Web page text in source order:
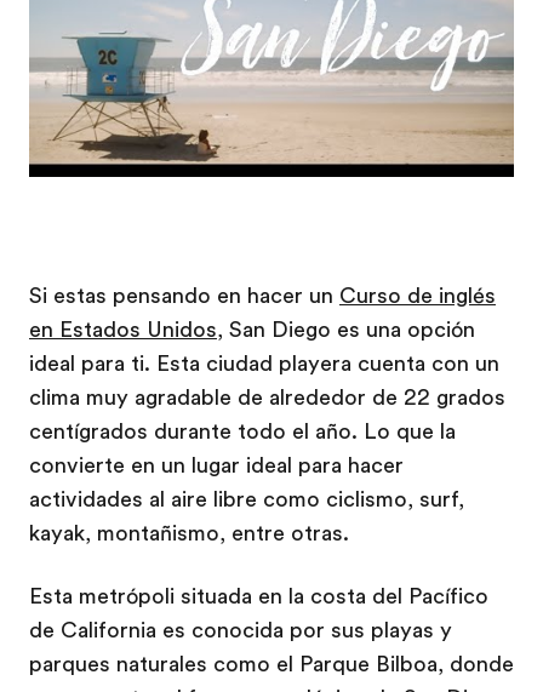
Si estas pensando en hacer un Curso de inglés
en Estados Unidos, San Diego es una opción
ideal para ti. Esta ciudad playera cuenta con un
clima muy agradable de alrededor de 22 grados
centígrados durante todo el año. Lo que la
convierte en un lugar ideal para hacer
actividades al aire libre como ciclismo, surf,
kayak, montañismo, entre otras.
Esta metrópoli situada en la costa del Pacífico
de California es conocida por sus playas y
parques naturales como el Parque Bilboa, donde